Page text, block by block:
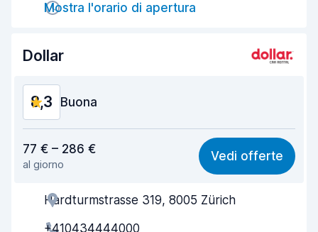
Rapidità della riconsegna
Mostra l'orario di apertura
Dollar
8,3 Buona
7,9
Facile da trovare 8,2
Gentilezza degli agenti
77 € – 286 €
al giorno
Vedi offerte
Hardturmstrasse 319, 8005 Zürich
+410434444000